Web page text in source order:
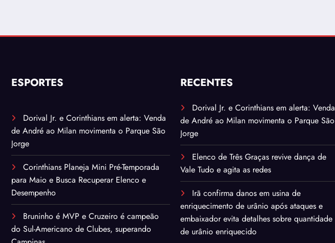
ESPORTES
Dorival Jr. e Corinthians em alerta: Venda
de André ao Milan movimenta o Parque São
Jorge
Corinthians Planeja Mini Pré-Temporada
para Maio e Busca Recuperar Elenco e
Desempenho
Bruninho é MVP e Cruzeiro é campeão
do Sul-Americano de Clubes, superando
RECENTES
Dorival Jr. e Corinthians em alerta: Venda
de André ao Milan movimenta o Parque São
Jorge
Elenco de Três Graças revive dança de
Vale Tudo e agita as redes
Irã confirma danos em usina de
enriquecimento de urânio após ataques e
embaixador evita detalhes sobre quantidade
de urânio enriquecido